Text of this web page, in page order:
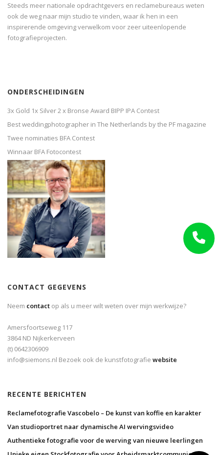
Steeds meer nationale opdrachtgevers en reclamebureaus weten
ook de weg naar mijn studio te vinden, waar ik hen in een
inspirerende omgeving verwelkom voor zeer uiteenlopende
fotografieprojecten.
ONDERSCHEIDINGEN
3x Gold 1x Silver 2 x Bronse Award BIPP IPA Contest
Best weddingphotographer in The Netherlands by the PF magazine
Twee nominaties BFA Contest
Winnaar BFA Fotocontest
CONTACT GEGEVENS
Neem contact op als u meer wilt weten over mijn werkwijze?
Amersfoortseweg 117
3864 ND Nijkerkerveen
(t) 0642306909
info@siemons.nl Bezoek ook de kunstfotografie website
RECENTE BERICHTEN
Reclamefotografie Vascobelo – De kunst van koffie en karakter
Van studioportret naar dynamische AI wervingsvideo
Authentieke fotografie voor de werving van nieuwe leerlingen